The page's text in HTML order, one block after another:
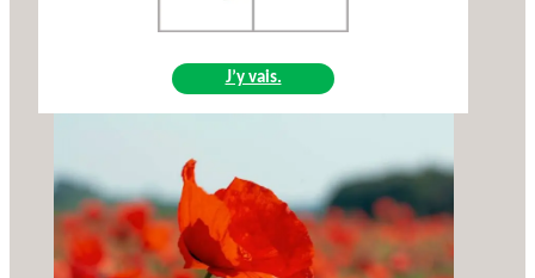
J’y vais.